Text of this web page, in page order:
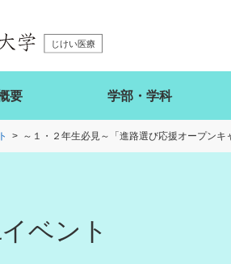
要 学部・学科
～１・２年生必見～「進路選び応援オープンキ
ベント